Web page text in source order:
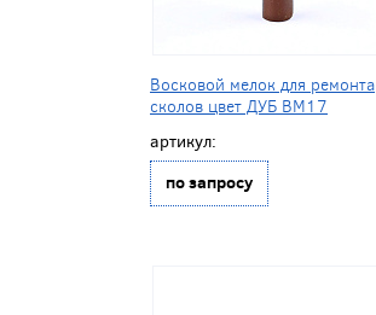
Восковой мелок для ремонта
сколов цвет ДУБ BM17
артикул:
по запросу